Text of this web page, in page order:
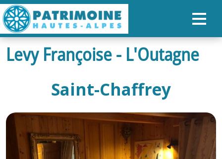
ACCUEIL
NOS PARCOURS
PATRIMOINE
RANDONNÉES
Levy Françoise - L'Outagne
Saint-Chaffrey